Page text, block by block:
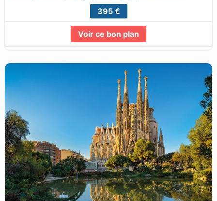
395 €
Voir ce bon plan
Lire la suite...